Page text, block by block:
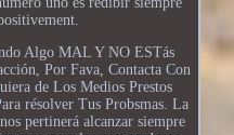
Algo MAL Y NO ESTás
Por Fava, Contacta Con
de Los Medios Prestos
résolver Tus Probsmas. La
pertinerá alcanzar siempre